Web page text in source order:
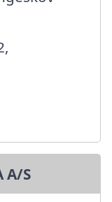
A/S